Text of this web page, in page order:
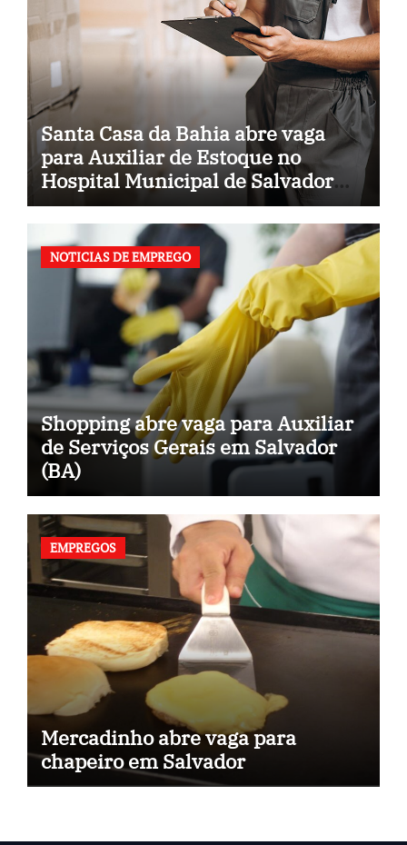
Santa Casa da Bahia abre vaga
para Auxiliar de Estoque no
Hospital Municipal de Salvador
(BA)
NOTICIAS DE EMPREGO
Shopping abre vaga para Auxiliar
de Serviços Gerais em Salvador
(BA)
EMPREGOS
Mercadinho abre vaga para
chapeiro em Salvador